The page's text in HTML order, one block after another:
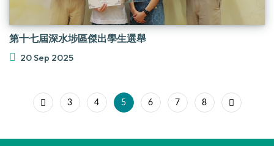
第十七屆深水埗區傑出學生選舉
20 Sep 2025
3 4 5 6 7 8